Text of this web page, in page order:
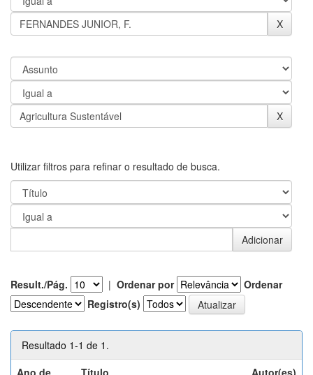
Utilizar filtros para refinar o resultado de busca.
Result./Pág. | Ordenar por
Ordenar
Registro(s)
Resultado 1-1 de 1.
Ano de
Título Autor(es)